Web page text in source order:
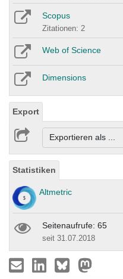
Scopus
Zitationen: 2
Web of Science
Dimensions
Export
Exportieren als ...
Statistiken
Altmetric
Seitenaufrufe: 65
seit 31.07.2018